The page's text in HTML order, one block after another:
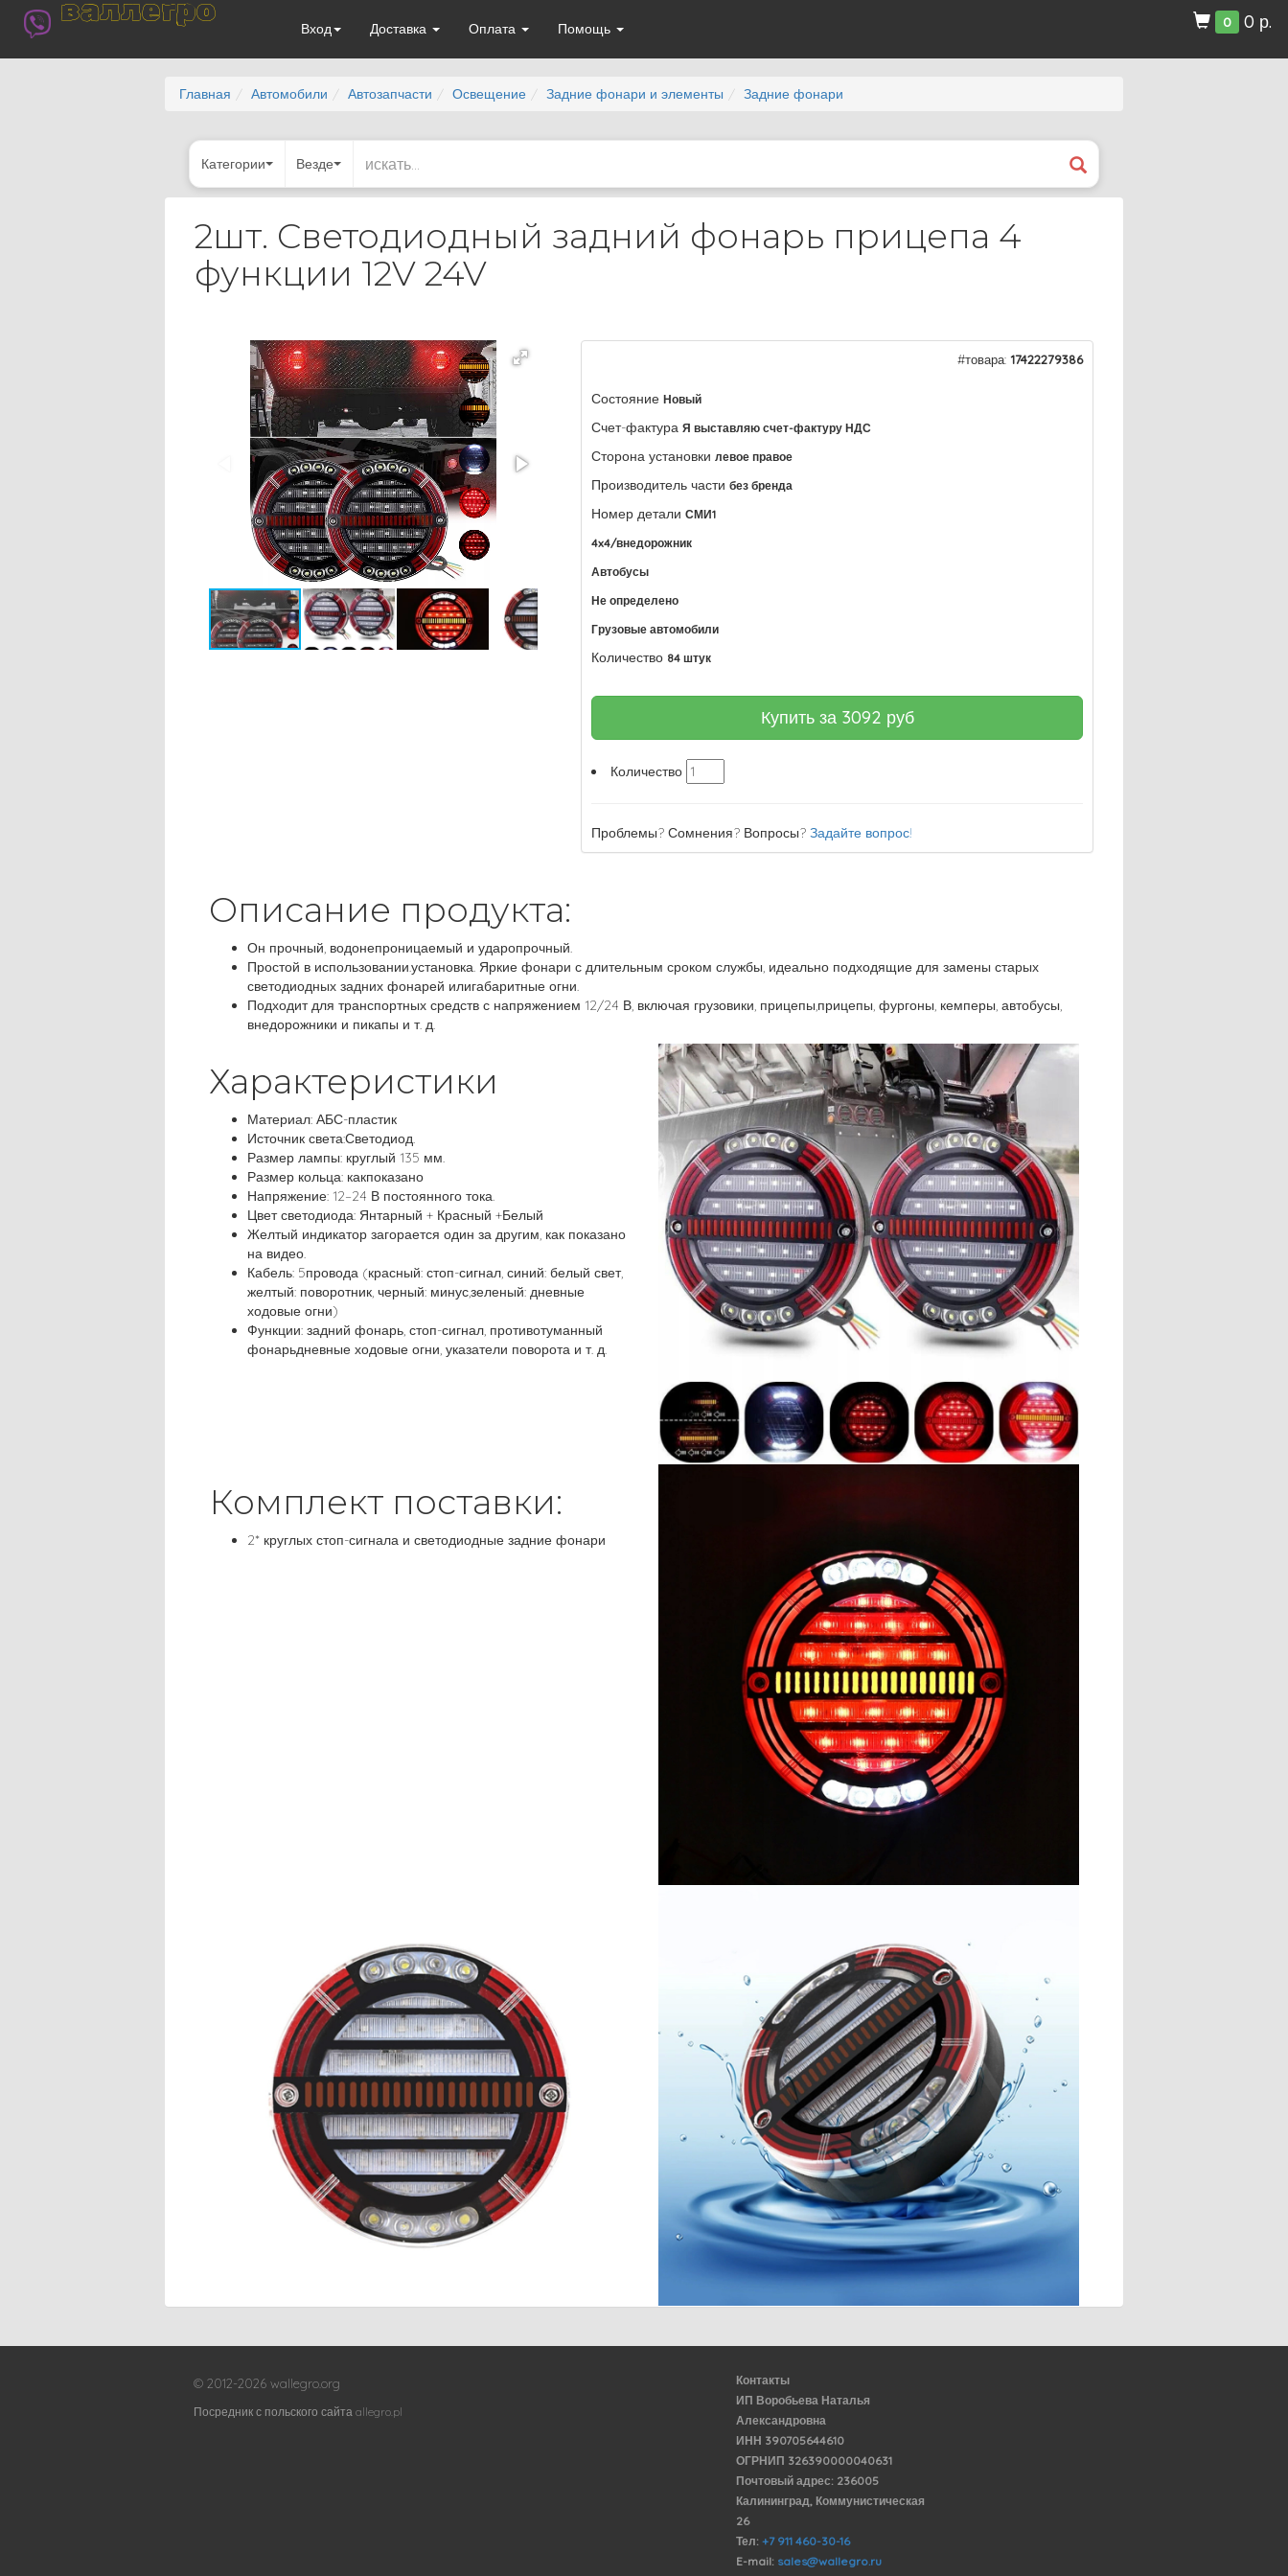
валлегро
Вход Доставка Оплата Помощь 0 0 р.
Главная Автомобили Автозапчасти Освещение Задние фонари и элементы Задние фонари
Категории Везде
2шт. Светодиодный задний фонарь прицепа 4
функции 12V 24V
#товара: 17422279386
Состояние Новый
Счет-фактура Я выставляю счет-фактуру НДС
Сторона установки левое правое
Производитель части без бренда
Номер детали СМИ1
4x4/внедорожник
Автобусы
Не определено
Грузовые автомобили
Количество 84 штук
Купить за 3092 руб
Количество
Проблемы? Сомнения? Вопросы?Задайте вопрос!
Описание продукта:
Он прочный, водонепроницаемый и ударопрочный.
Простой в использовании.установка. Яркие фонари с длительным сроком службы, идеально подходящие для замены старых
светодиодных задних фонарей илигабаритные огни.
Подходит для транспортных средств с напряжением 12/24 В, включая грузовики, прицепы,прицепы, фургоны, кемперы, автобусы,
внедорожники и пикапы и т. д.
Характеристики
Материал: АБС-пластик
Источник света:Светодиод.
Размер лампы: круглый 135 мм.
Размер кольца: какпоказано
Напряжение: 12–24 В постоянного тока.
Цвет светодиода: Янтарный + Красный +Белый
Желтый индикатор загорается один за другим, как показано
на видео.
Кабель: 5провода (красный: стоп-сигнал, синий: белый свет,
желтый: поворотник, черный: минус,зеленый: дневные
ходовые огни)
Функции: задний фонарь, стоп-сигнал, противотуманный
фонарьдневные ходовые огни, указатели поворота и т. д.
Комплект поставки:
2* круглых стоп-сигнала и светодиодные задние фонари
© 2012-2026 wallegro.org
Посредник с польского сайта allegro.pl
Контакты
ИП Воробьева Наталья
Александровна
ИНН 390705644610
ОГРНИП 326390000040631
Почтовый адрес: 236005
Калининград, Коммунистическая
26
Тел: +7 911 460-30-16
E-mail: sales@wallegro.ru